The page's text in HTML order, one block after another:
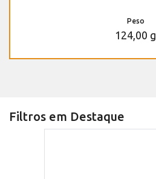
Peso
124,00 g
Filtros em Destaque